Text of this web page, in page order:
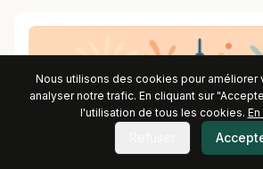
Nous utilisons des cookies pour améliorer
analyser notre trafic. En cliquant sur
l'utilisation de tous les cookies.